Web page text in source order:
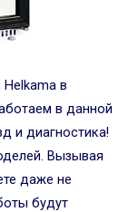
в
в данной
и диагностика!
Вызывая
даже не
будут